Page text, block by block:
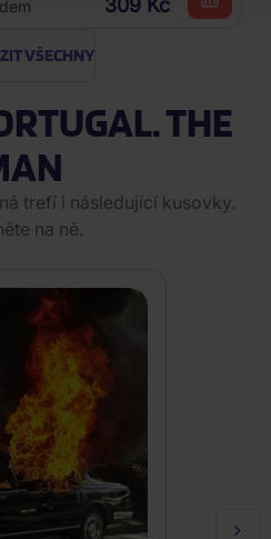
309 Kč
VŠECHNY
THE
trefí i následující kusovky.
na ně.